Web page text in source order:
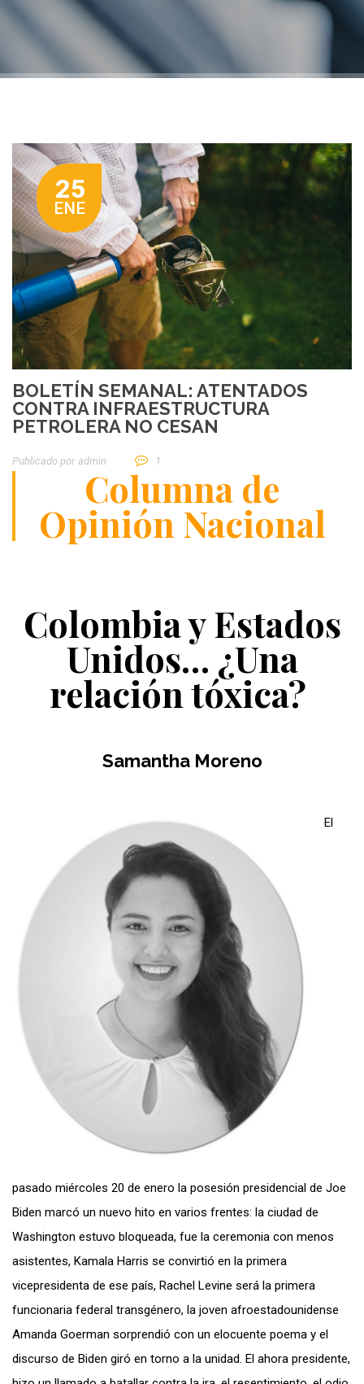
25
ENE
BOLETÍN SEMANAL: ATENTADOS
CONTRA INFRAESTRUCTURA
PETROLERA NO CESAN
Publicado por Admin 1
Columna de
Opinión Nacional
Colombia y Estados
Unidos… ¿Una
relación tóxica?
Samantha Moreno
El
pasado miércoles 20 de enero la posesión presidencial de Joe
Biden marcó un nuevo hito en varios frentes: la ciudad de
Washington estuvo bloqueada, fue la ceremonia con menos
asistentes, Kamala Harris se convirtió en la primera
vicepresidenta de ese país, Rachel Levine será la primera
funcionaria federal transgénero, la joven afroestadounidense
Amanda Goerman sorprendió con un elocuente poema y el
discurso de Biden giró en torno a la unidad. El ahora presidente,